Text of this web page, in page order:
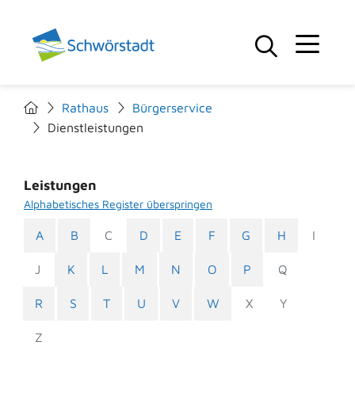
Rathaus
Bürgerservice
Dienstleistungen
Leistungen
Alphabetisches Register überspringen
A B C D E F G H I
J K L M N O P Q
R S T U V W X Y
Z